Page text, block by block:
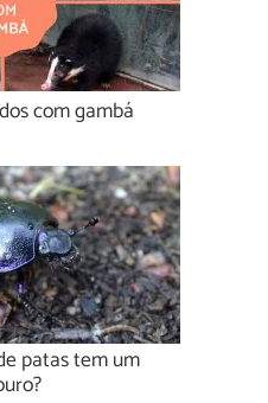
com gambá
patas tem um